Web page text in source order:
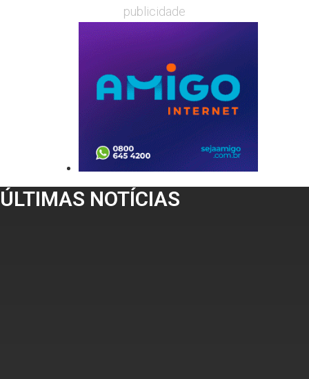
publicidade
ÚLTIMAS NOTÍCIAS